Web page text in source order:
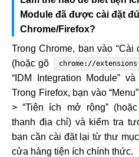
Module đã được cài đặt
Chrome/Firefox?
Trong Chrome, bạn vào “Cài
(hoặc gõ
chrome://extensions
“IDM Integration Module”
Trong Firefox, bạn vào
> “Tiện ích mở rộng”
thanh địa chỉ) và kiểm tra
bạn cần cài đặt lại từ thư
cửa hàng tiện ích chính thức.